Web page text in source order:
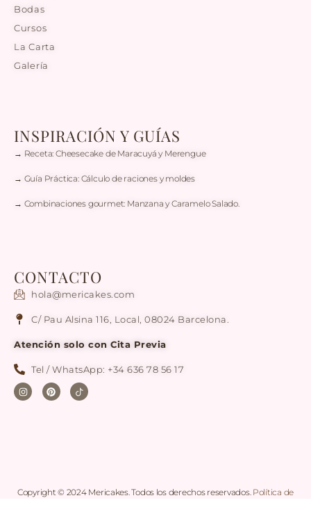
Bodas
Cursos
La Carta
Galería
INSPIRACIÓN Y GUÍAS
→ Receta: Cheesecake de Maracuyá y Merengue
→ Guía Práctica: Cálculo de raciones y moldes
→ Combinaciones gourmet: Manzana y Caramelo Salado.
CONTACTO
hola@mericakes.com
C/ Pau Alsina 116, Local, 08024 Barcelona.
Atención solo con Cita Previa
Tel / WhatsApp: +34 636 78 56 17
Copyright © 2024 Mericakes. Todos los derechos reservados. Política de